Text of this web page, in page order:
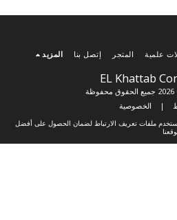
ملفات تعريف الارتباط لضمان الحصول على أفضل
EL Khattab
| الخصوصية
علمية المتجر إتصل بنا المزيد
الاشتراك